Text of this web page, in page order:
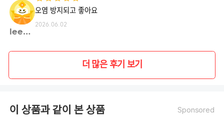
leehm**
오염 방지되고 좋아요
2026.06.02
더 많은 후기 보기
이 상품과 같이 본 상품 Sponsored